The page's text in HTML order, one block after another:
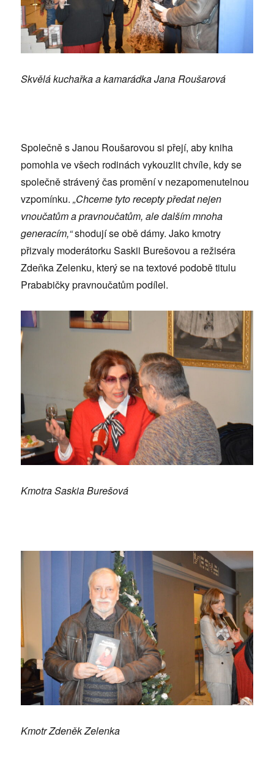
Skvělá kuchařka a kamarádka Jana Roušarová
Společně s Janou Roušarovou si přejí, aby kniha
pomohla ve všech rodinách vykouzlit chvíle, kdy se
společně strávený čas promění v nezapomenutelnou
vzpomínku. „Chceme tyto recepty předat nejen
vnoučatům a pravnoučatům, ale dalším mnoha
generacím,“shodují se obě dámy. Jako kmotry
přizvaly moderátorku Saskii Burešovou a režiséra
Zdeňka Zelenku, který se na textové podobě titulu
Prababičky pravnoučatům podílel.
Kmotra Saskia Burešová
Kmotr Zdeněk Zelenka